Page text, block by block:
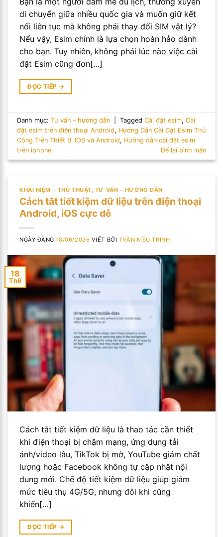
di chuyển giữa nhiều quốc gia và muốn giữ kết
nối liên tục mà không phải thay đổi SIM vật lý?
Nếu vậy, Esim chính là lựa chọn hoàn hảo dành
cho bạn. Tuy nhiên, không phải lúc nào việc cài
đặt Esim cũng đơn[…]
ĐỌC TIẾP →
Danh mục:Tư vấn – hướng dẫn TaggedCài đặt esim,Cài
đặt esim trên điện thoại Android, Hướng Dẫn Cài Đặt Esim Thủ
Công Trên Thiết Bị IOS và Android, Hướng dẫn cài đặt esim
trên iphone
Để lại bình luận
KHÁI NIỆM – THỦ THUẬT TƯ VẤN – HƯỚNG DẪN
Cách tắt tiết kiệm dữ liệu trên điện thoại
Android, iOS cực dễ
NGÀY ĐĂNG 18/06/2026 VIẾT BỞI TRẦN KIỀU TRINH
18
Th6
Cách tắt tiết kiệm dữ liệu là thao tác cần thiết
khi điện thoại bị chậm mạng, ứng dụng tải
ảnh/video lâu, TikTok bị mờ, YouTube giảm chất
lượng hoặc Facebook không tự cập nhật nội
dung mới. Chế độ tiết kiệm dữ liệu giúp giảm
mức tiêu thụ 4G/5G, nhưng đôi khi cũng
khiến[…]
ĐỌC TIẾP →